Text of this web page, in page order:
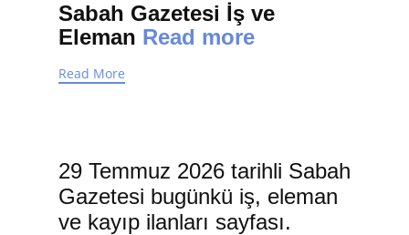
Sabah Gazetesi İş ve
Eleman Read more
Read More
29 Temmuz 2026 tarihli Sabah
Gazetesi bugünkü iş, eleman
ve kayıp ilanları sayfası.